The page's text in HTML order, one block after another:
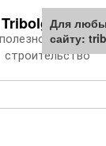
Tribolgarki.ru
строительство
Для
сайту: